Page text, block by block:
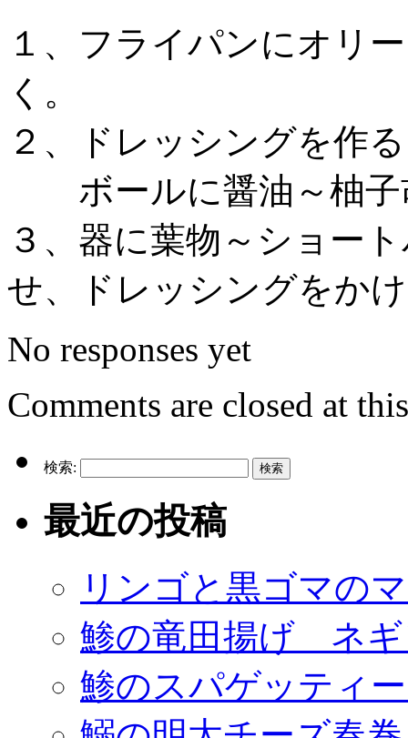
１、フライパンにオリ
く。
２、ドレッシングを作る
ボールに醤油～柚子
３、器に葉物～ショー
せ、ドレッシングをか
No responses yet
Comments are closed at
検索:
最近の投稿
リンゴと黒ゴマの
鯵の竜田揚げ ネギ
鯵のスパゲッティ